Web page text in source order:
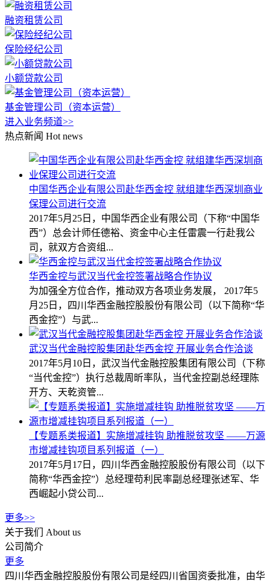
融资租赁公司
保险经纪公司
小额贷款公司
基金管理公司（资本运营）
进入业务频道>>
热点新闻 Hot news
中国华西企业有限公司赴华西金控 就组建华西深圳商业
保理公司进行交流
2017年5月25日，中国华西企业有限公司（下称“中国华
西”）总会计师任德裕、资金中心主任雷震一行赴我公
司，就双方合资组...
华西金控与武汉当代金控签署战略合作协议
为加强全方位合作，推动双方各项业务发展， 2017年5
月25日，四川华西金融控股股份有限公司（以下简称“华
西金控”）与武...
武汉当代金融控股集团赴华西金控 开展业务合作洽谈
2017年5月10日，武汉当代金融控股集团有限公司（下称
“当代金控”）执行总裁周昕率队，当代金控副总经理陈
开方、天乾资管...
【专题系类报道】实施增减挂钩 助推脱贫攻坚 ——万源
市增减挂钩项目系列报道（一）
2017年5月17日，四川华西金融控股股份有限公司（以下
简称“华西金控”）总经理苟利民率副总经理张述军、华
西崛起小贷公司...
更多>>
关于我们
About us
公司简介
更多
四川华西金融控股股份有限公司是经四川省国资委批准，由华